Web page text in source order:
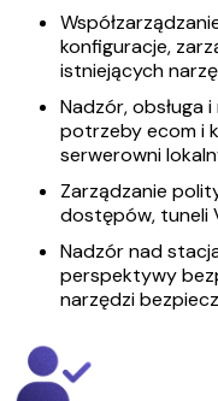
konfiguracje,
istniejących
Nadzór, obsługa
potrzeby ecom i
serwerowni
Zarządzanie
dostępów, tuneli
Nadzór nad
perspektywy
narzędzi